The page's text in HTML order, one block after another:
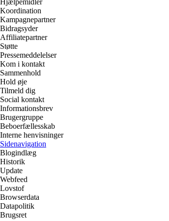
Koordination
Kampagnepartner
Bidragsyder
Affiliatepartner
Støtte
Pressemeddelelser
Kom i kontakt
Sammenhold
Hold øje
Tilmeld dig
Social kontakt
Informationsbrev
Brugergruppe
Beboerfællesskab
Interne henvisninger
Sidenavigation
Blogindlæg
Historik
Update
Webfeed
Lovstof
Browserdata
Datapolitik
Brugsret